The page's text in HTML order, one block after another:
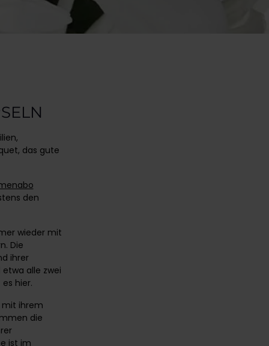
das gute
den
wieder mit
Die
ihrer
alle zwei
hier.
ihrem
die
ist im